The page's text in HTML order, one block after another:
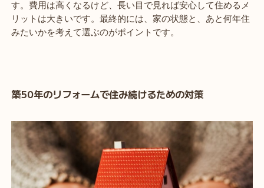
す。費用は高くなるけど、長い目で見れば安心して住めるメ
リットは大きいです。最終的には、家の状態と、あと何年住
みたいかを考えて選ぶのがポイントです。
築50年のリフォームで住み続けるための対策